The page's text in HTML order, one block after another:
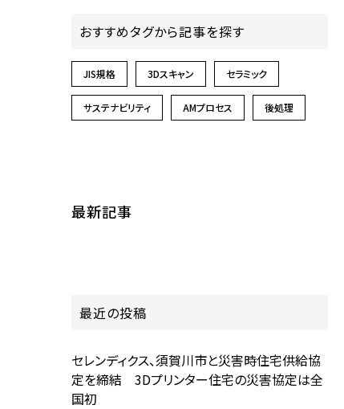
おすすめタグから記事を探す
JIS規格 3Dスキャン セラミック
サステナビリティ AMプロセス 後処理
最新記事
最近の投稿
セレンディクス、須賀川市と災害時住宅供給協
定を締結 3Dプリンター住宅の災害協定は全
国初